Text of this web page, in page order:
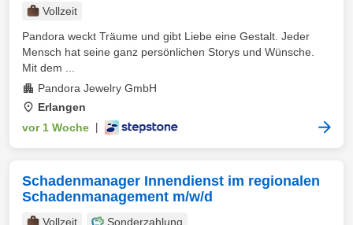
Vollzeit
Pandora weckt Träume und gibt Liebe eine Gestalt. Jeder
Mensch hat seine ganz persönlichen Storys und Wünsche.
Mit dem ...
Pandora Jewelry GmbH
Erlangen
vor 1 Woche
Schadenmanager Innendienst im regionalen
Schadenmanagement m/w/d
Vollzeit
Sonderzahlung